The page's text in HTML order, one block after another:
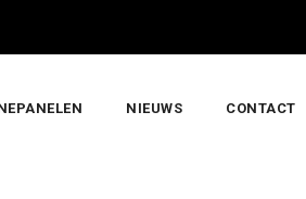
NIEUWS CONTACT